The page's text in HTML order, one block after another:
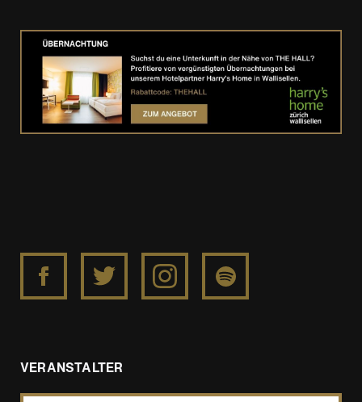
https://www.facebook.com/ligabueofficial/
https://x.com/ligabuehttps://www.instagram.com/
https://open.spotify.com/intl-
de/artist/
VERANSTALTER